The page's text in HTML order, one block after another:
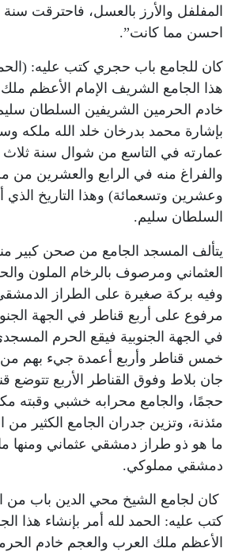
احسن مما كانت”.
كان للجامع باب حجري كتب عليه:
هذا الجامع الشريف الإمام الأعظم
خادم الحرمين الشريفين السلطان
بإشارة محمد بدرخان خلد الله ملكه
عمارته في التاسع من شوال سنة
والفراغ منه في الرابع والعشرين من
وعشرين وتسعمائة) وهذا التاريخ الذي
السلطان سليم.
يتألف المسجد الجامع من صحن كبير
العثماني ومرصوف بالرخام الملون
وفيه بركة صغيرة على الطراز
مرفوع على أربع قناطر في الجهة
في الجهة الجنوبية فيقع الحرم
خمس قناطر وأربع أعمدة جيء بهم من
جان بلاط وفوق القناطر الأربع
حجمًا، والجامع محرابه خشبي وقبته
مئذنة، وتزين جدران الجامع الكثير من
ما هو ذو طراز دمشقي عثماني ومنها
دمشقي مملوكي.
كان لجامع الشيخ محي الدين باب من
كتب عليه: الحمد لله أمر بإنشاء هذا
الأعظم ملك العرب والعجم خادم